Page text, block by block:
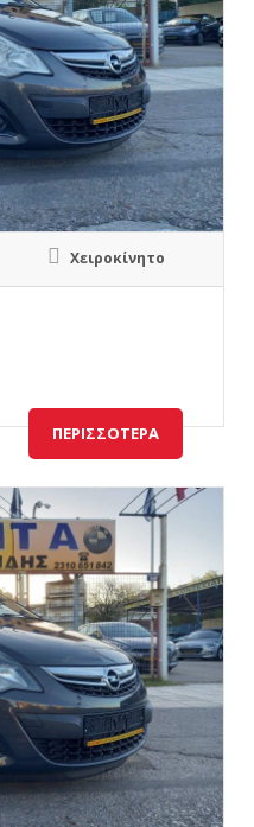
Χειροκίνητο
ΠΕΡΙΣΣΌΤΕΡΑ